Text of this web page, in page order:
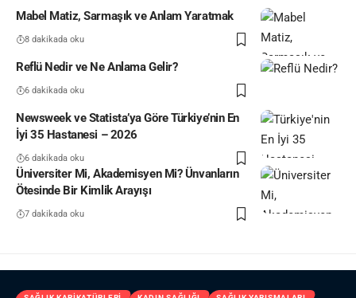
Mabel Matiz, Sarmaşık ve Anlam Yaratmak
8 dakikada oku
Reflü Nedir ve Ne Anlama Gelir?
6 dakikada oku
Newsweek ve Statista’ya Göre Türkiye’nin En
İyi 35 Hastanesi – 2026
6 dakikada oku
Üniversiter Mi, Akademisyen Mi? Ünvanların
Ötesinde Bir Kimlik Arayışı
7 dakikada oku